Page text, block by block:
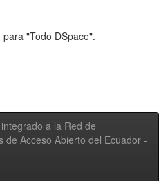
"Todo DSpace".
a la Red de
de Acceso Abierto del Ecuador -